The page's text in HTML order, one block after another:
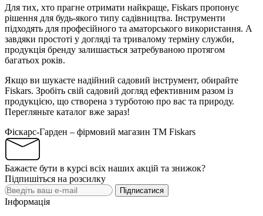
Для тих, хто прагне отримати найкраще, Fiskars пропонує
рішення для будь-якого типу садівництва. Інструменти
підходять для професійного та аматорського використання. А
завдяки простоті у догляді та тривалому терміну служби,
продукція бренду залишається затребуваною протягом
багатьох років.
Якщо ви шукаєте надійний садовий інструмент, обирайте
Fiskars. Зробіть свій садовий догляд ефективним разом із
продукцією, що створена з турботою про вас та природу.
Перегляньте каталог вже зараз!
Фіскарс-Гарден – фірмовий магазин TM Fiskars
Бажаєте бути в курсі всіх наших акцій та знижок?
Підпишіться на розсилку
Підписатися
Інформація